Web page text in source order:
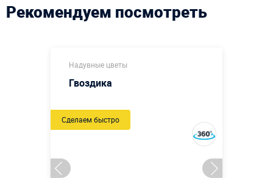
Рекомендуем посмотреть
Надувные цветы
Гвоздика
Сделаем быстро